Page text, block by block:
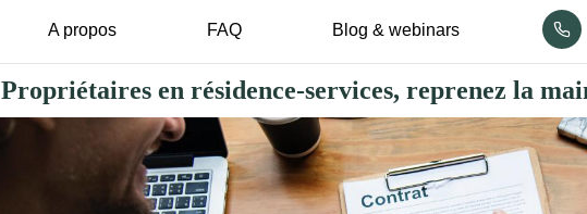
A propos FAQ Blog & webinars
Propriétaires en résidence-services, reprenez la